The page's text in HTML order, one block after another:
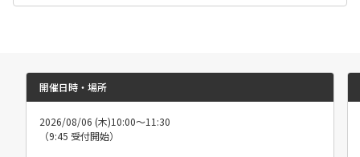
開催日時・場所
2026/08/06 (木)10:00～11:30
（9:45 受付開始）